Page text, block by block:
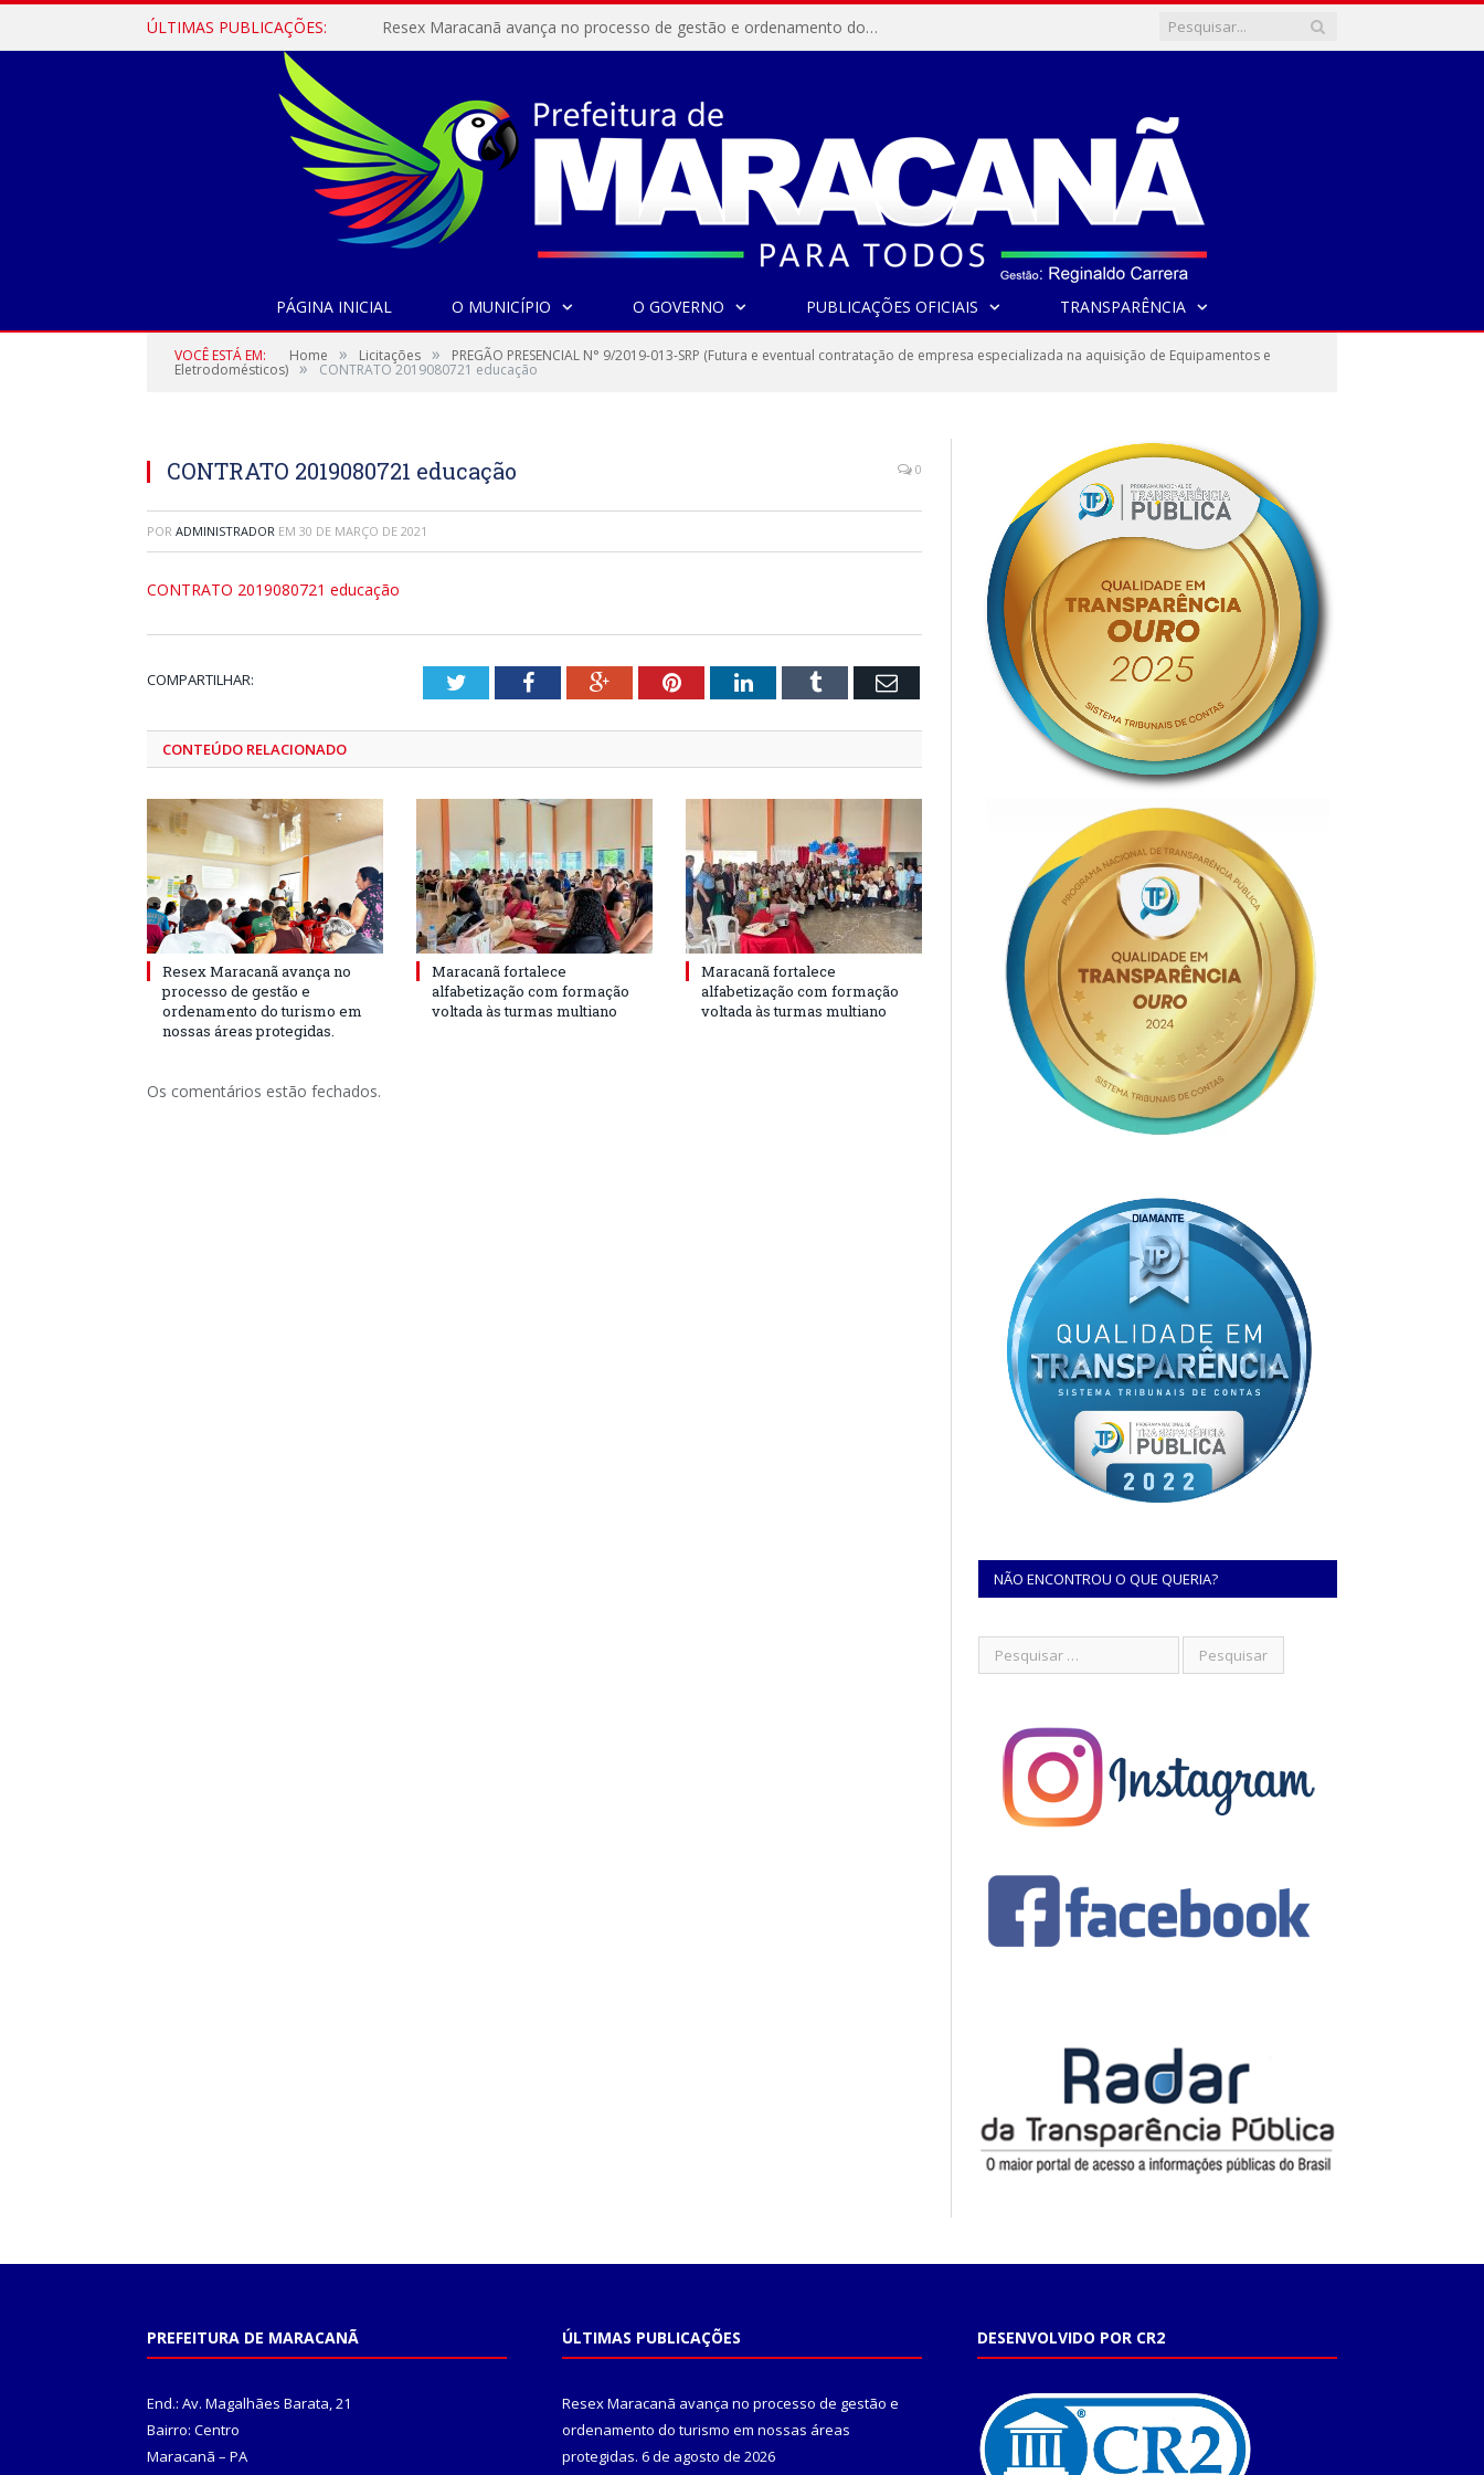
ÚLTIMAS PUBLICAÇÕES: Resex Maracanã avança no processo de gestão e ordenamento do turismo em nossas áreas protegidas.
PÁGINA INICIAL O MUNICÍPIO O GOVERNO PUBLICAÇÕES OFICIAIS TRANSPARÊNCIA
VOCÊ ESTÁ EM: Home » Licitações » PREGÃO PRESENCIAL N° 9/2019-013-SRP (Futura e eventual contratação de empresa especializada na aquisição de Equipamentos e
Eletrodomésticos) » CONTRATO 2019080721 educação
CONTRATO 2019080721 educação 0
POR ADMINISTRADOR EM 30 DE MARÇO DE 2021
CONTRATO 2019080721 educação
COMPARTILHAR: TwitterFacebookGoogle+PinterestLinkedInTumblr Email
CONTEÚDO RELACIONADO
Resex Maracanã avança no
processo de gestão e
ordenamento do turismo em
nossas áreas protegidas.
Maracanã fortalece
alfabetização com formação
voltada às turmas multiano
Maracanã fortalece
alfabetização com formação
voltada às turmas multiano
Os comentários estão fechados.
NÃO ENCONTROU O QUE QUERIA?
PREFEITURA DE MARACANÃ
End.: Av. Magalhães Barata, 21
Bairro: Centro
Maracanã – PA
ÚLTIMAS PUBLICAÇÕES
Resex Maracanã avança no processo de gestão e
ordenamento do turismo em nossas áreas
protegidas. 6 de agosto de 2026
DESENVOLVIDO POR CR2